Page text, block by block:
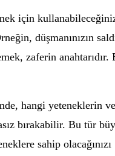
için
düşmanınızın
zaferin anahtarıdır.
hangi yeteneklerin ve
bırakabilir. Bu tür
sahip olacağınızı